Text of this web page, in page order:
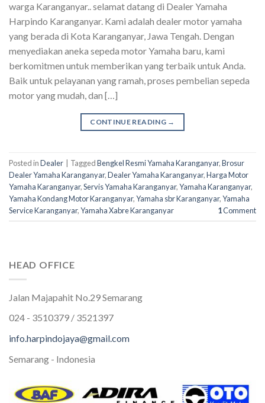
warga Karanganyar.. selamat datang di Dealer Yamaha
Harpindo Karanganyar. Kami adalah dealer motor yamaha
yang berada di Kota Karanganyar, Jawa Tengah. Dengan
menyediakan aneka sepeda motor Yamaha baru, kami
berkomitmen untuk memberikan yang terbaik untuk Anda.
Baik untuk pelayanan yang ramah, proses pembelian sepeda
motor yang mudah, dan […]
CONTINUE READING →
Posted inDealer | TaggedBengkel Resmi Yamaha Karanganyar,Brosur
Dealer Yamaha Karanganyar,Dealer Yamaha Karanganyar,Harga Motor
Yamaha Karanganyar,Servis Yamaha Karanganyar,Yamaha Karanganyar,
Yamaha Kondang Motor Karanganyar,Yamaha sbr Karanganyar,Yamaha
Service Karanganyar,Yamaha Xabre Karanganyar 1Comment
HEAD OFFICE
Jalan Majapahit No.29 Semarang
024 - 3510379 / 3521397
info.harpindojaya@gmail.com
Semarang - Indonesia